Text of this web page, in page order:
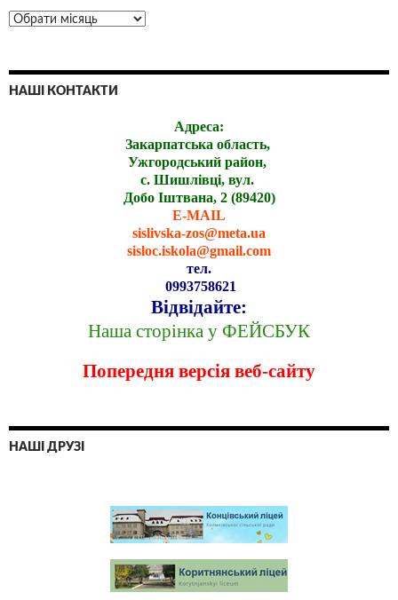
НАШІ КОНТАКТИ
Адреса:
Закарпатська область,
Ужгородський район,
с. Шишлівці, вул.
Добо Іштвана, 2 (89420)
E-MAIL
sislivska-zos@meta.ua
sisloc.iskola@gmail.com
тел.
0993758621
Відвідайте:
Наша сторінка у ФЕЙСБУК
Попередня версія веб-сайту
НАШІ ДРУЗІ